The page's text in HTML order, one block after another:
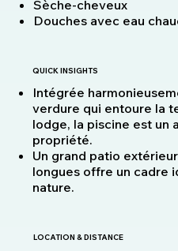
Sèche-cheveux
Douches avec eau
QUICK INSIGHTS
Intégrée
verdure qui entoure la
lodge, la piscine est un
propriété.
Un grand patio
longues offre un cadre
nature.
LOCATION & DISTANCE